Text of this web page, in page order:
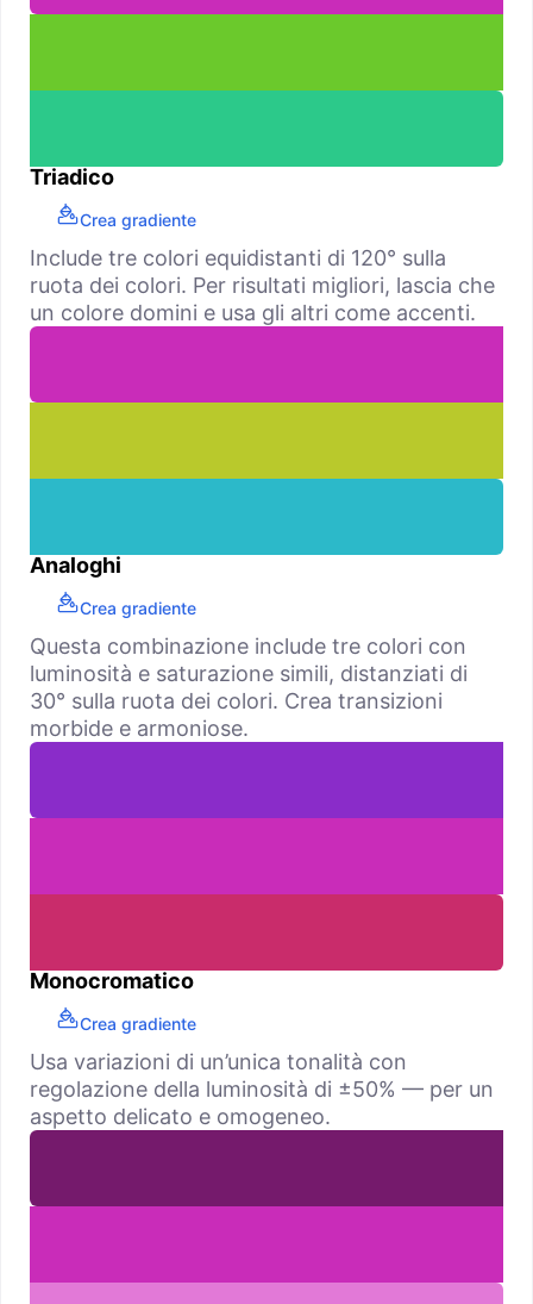
Triadico
Crea gradiente
Include tre colori equidistanti di 120° sulla
ruota dei colori. Per risultati migliori, lascia che
un colore domini e usa gli altri come accenti.
Analoghi
Crea gradiente
Questa combinazione include tre colori con
luminosità e saturazione simili, distanziati di
30° sulla ruota dei colori. Crea transizioni
morbide e armoniose.
Monocromatico
Crea gradiente
Usa variazioni di un’unica tonalità con
regolazione della luminosità di ±50% — per un
aspetto delicato e omogeneo.